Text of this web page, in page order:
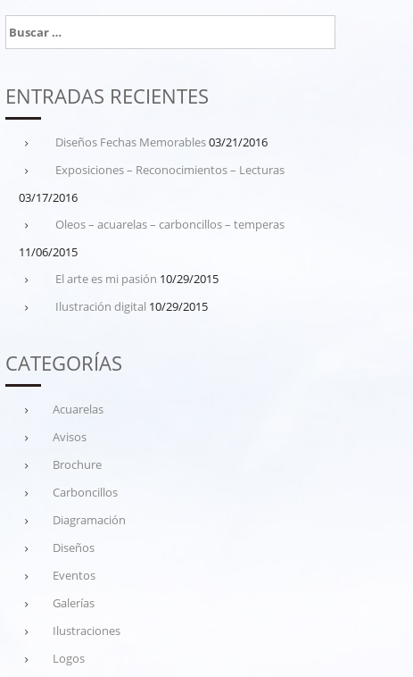
Buscar:
ENTRADAS RECIENTES
Diseños Fechas Memorables03/21/2016
Exposiciones – Reconocimientos – Lecturas
03/17/2016
Oleos – acuarelas – carboncillos – temperas
11/06/2015
El arte es mi pasión 10/29/2015
Ilustración digital 10/29/2015
CATEGORÍAS
Acuarelas
Avisos
Brochure
Carboncillos
Diagramación
Diseños
Eventos
Galerías
Ilustraciones
Logos